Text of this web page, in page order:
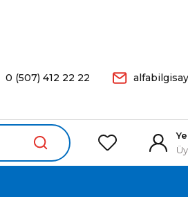
0 (507) 412 22 22